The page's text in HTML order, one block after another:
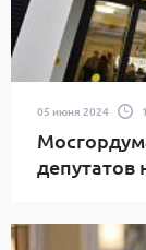
05 июня 2024
депутатов